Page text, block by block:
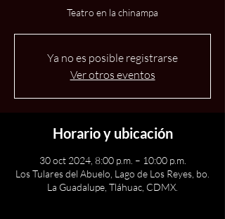
Teatro en la chinampa
Ya no es posible registrarse
Ver otros eventos
Horario y ubicación
30 oct 2024, 8:00 p.m. – 10:00 p.m.
Los Tulares del Abuelo, Lago de Los Reyes, bo.
La Guadalupe, Tláhuac, CDMX.